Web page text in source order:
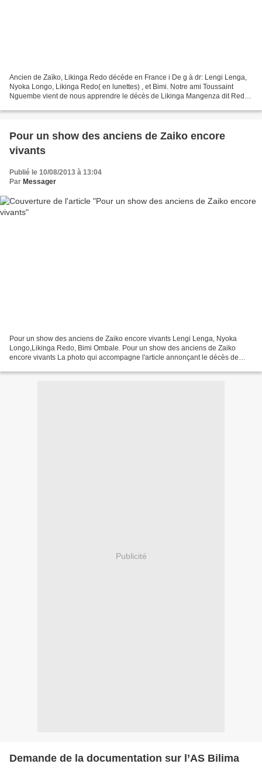
Ancien de Zaïko, Likinga Redo décède en France i De g à dr: Lengi Lenga,
Nyoka Longo, Likinga Redo( en lunettes) , et Bimi. Notre ami Toussaint
Nguembe vient de nous apprendre le décès de Likinga Mangenza dit Redo ,
Pour un show des anciens de Zaiko encore
vivants
Publié le 10/08/2013 à 13:04
Par Messager
Pour un show des anciens de Zaiko encore vivants Lengi Lenga, Nyoka
Longo,Likinga Redo, Bimi Ombale. Pour un show des anciens de Zaiko
encore vivants La photo qui accompagne l'article annonçant le décès de
Publicité
Demande de la documentation sur l’AS Bilima